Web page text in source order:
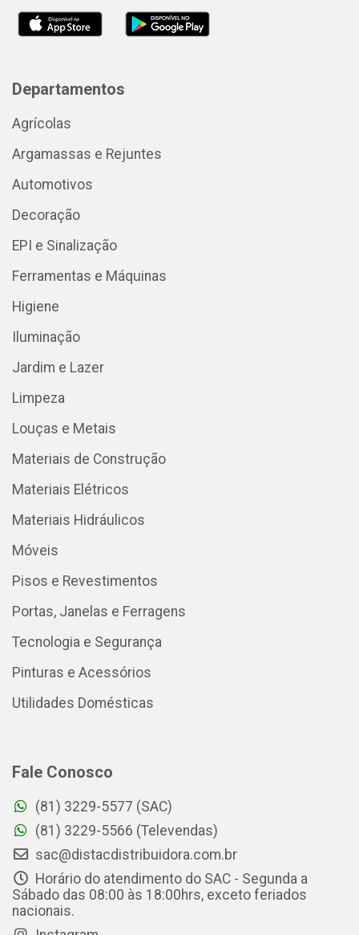
Departamentos
Agrícolas
Argamassas e Rejuntes
Automotivos
Decoração
EPI e Sinalização
Ferramentas e Máquinas
Higiene
Iluminação
Jardim e Lazer
Limpeza
Louças e Metais
Materiais de Construção
Materiais Elétricos
Materiais Hidráulicos
Móveis
Pisos e Revestimentos
Portas, Janelas e Ferragens
Tecnologia e Segurança
Pinturas e Acessórios
Utilidades Domésticas
Fale Conosco
(81) 3229-5577 (SAC)
(81) 3229-5566 (Televendas)
sac@distacdistribuidora.com.br
Horário do atendimento do SAC - Segunda a
Sábado das 08:00 às 18:00hrs, exceto feriados
nacionais.